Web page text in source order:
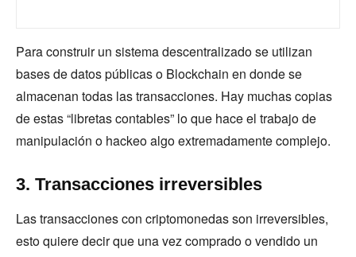
Para construir un sistema descentralizado se utilizan
bases de datos públicas o Blockchain en donde se
almacenan todas las transacciones. Hay muchas copias
de estas “libretas contables” lo que hace el trabajo de
manipulación o hackeo algo extremadamente complejo.
3. Transacciones irreversibles
Las transacciones con criptomonedas son irreversibles,
esto quiere decir que una vez comprado o vendido un